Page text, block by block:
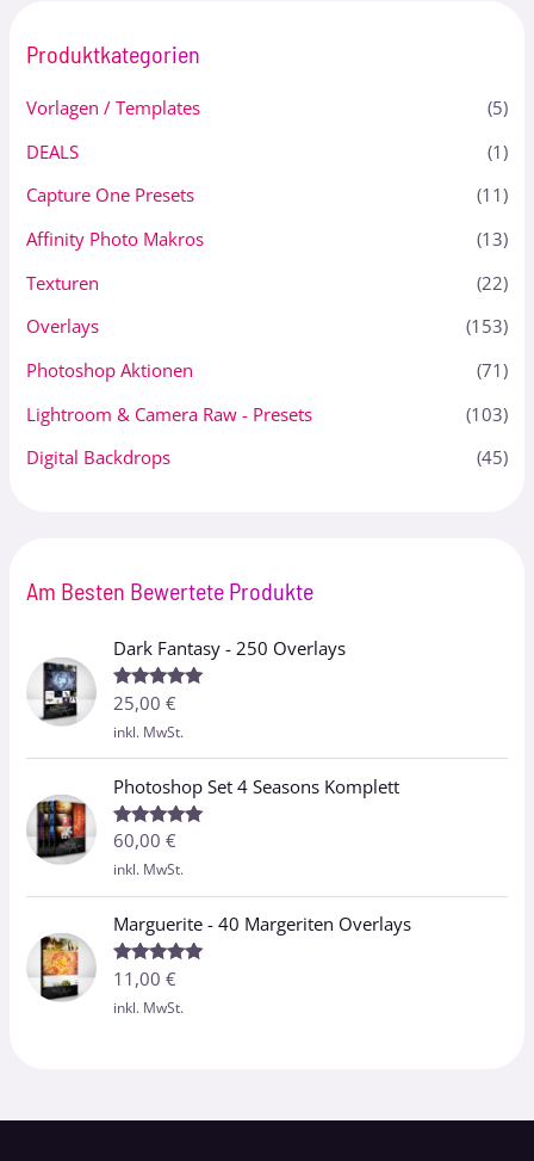
Produktkategorien
Vorlagen / Templates
(5)
DEALS
(1)
Capture One Presets
(11)
Affinity Photo Makros
(13)
Texturen
(22)
Overlays
(153)
Photoshop Aktionen
(71)
Lightroom & Camera Raw - Presets
(103)
Digital Backdrops
(45)
Am Besten Bewertete Produkte
Dark Fantasy - 250 Overlays
Bewertet
mit
von 5
25,00€
inkl. MwSt.
Photoshop Set 4 Seasons Komplett
Bewertet
mit
von 5
60,00€
inkl. MwSt.
Marguerite - 40 Margeriten Overlays
Bewertet
mit
von 5
11,00€
inkl. MwSt.